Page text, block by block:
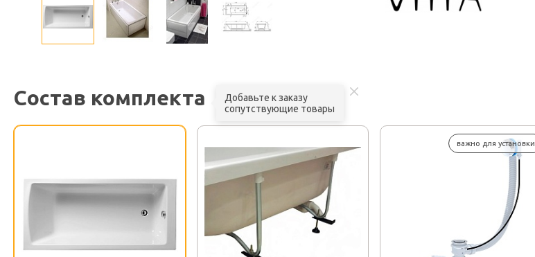
Состав комплекта
Добавьте к заказу
сопутствующие товары
важно для установки